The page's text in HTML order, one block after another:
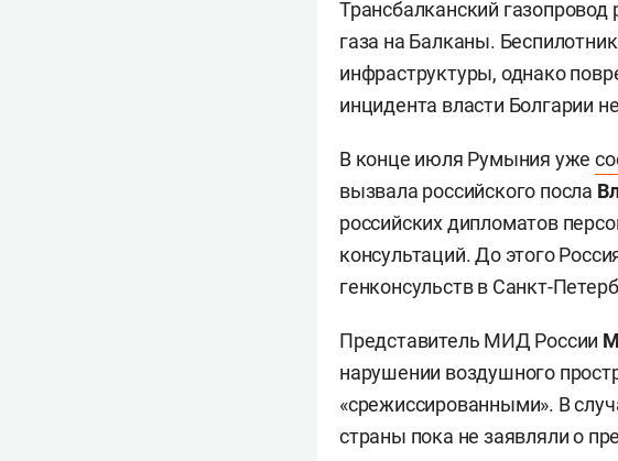
Трансбалканский газопровод
газа на Балканы.
инфраструктуры, однако
инцидента власти Болгарии
В конце июля Румыния уже
вызвала российского посла
российских дипломатов
консультаций. До этого
генконсульств в Санкт-
Представитель МИД России
нарушении воздушного
«срежиссированными». В
страны пока не заявляли о